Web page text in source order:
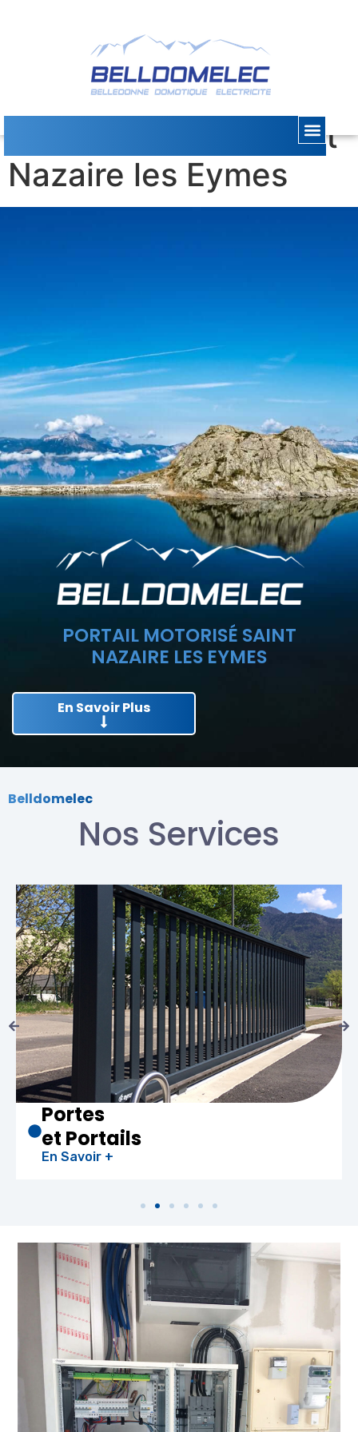
Portail Motorisé Saint
Nazaire les Eymes
PORTAIL MOTORISÉ SAINT
NAZAIRE LES EYMES
En Savoir Plus
Belldomelec
Nos Services
Portes
et Portails
En Savoir +